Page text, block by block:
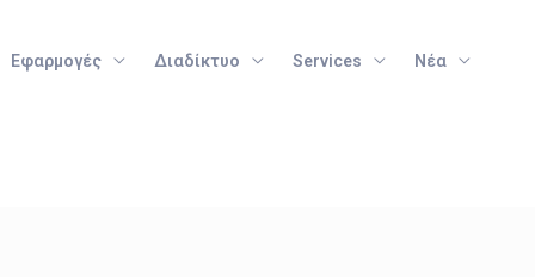
Εφαρμογές Διαδίκτυο Services Νέα